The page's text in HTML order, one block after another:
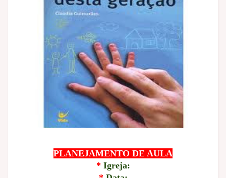
PLANEJAMENTO DE AULA
* Igreja: